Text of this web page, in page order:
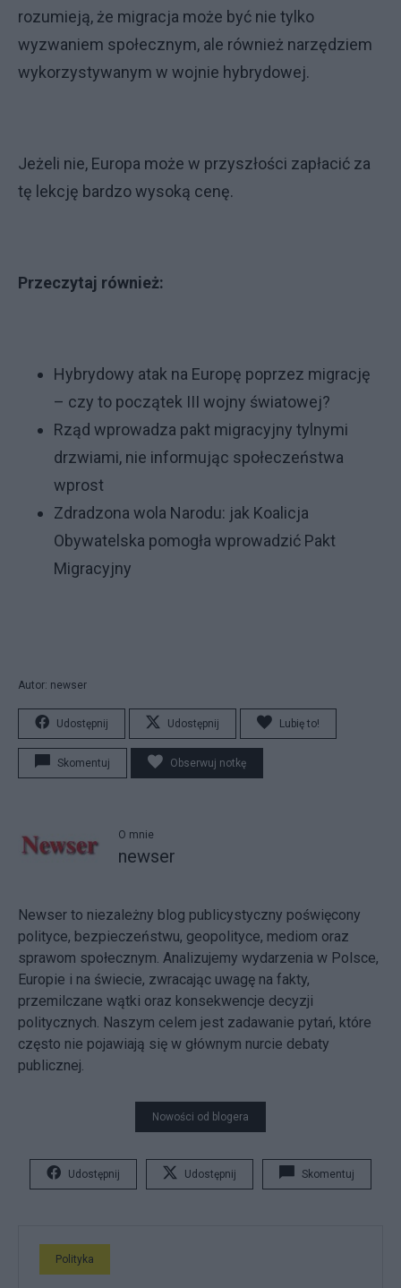
rozumieją, że migracja może być nie tylko
wyzwaniem społecznym, ale również narzędziem
wykorzystywanym w wojnie hybrydowej.
Jeżeli nie, Europa może w przyszłości zapłacić za
tę lekcję bardzo wysoką cenę.
Przeczytaj również:
Hybrydowy atak na Europę poprzez migrację
– czy to początek III wojny światowej?
Rząd wprowadza pakt migracyjny tylnymi
drzwiami, nie informując społeczeństwa
wprost
Zdradzona wola Narodu: jak Koalicja
Obywatelska pomogła wprowadzić Pakt
Migracyjny
Autor: newser
Udostępnij Udostępnij Lubię to!
Skomentuj Obserwuj notkę
O mnie
newser
Newser to niezależny blog publicystyczny poświęcony
polityce, bezpieczeństwu, geopolityce, mediom oraz
sprawom społecznym. Analizujemy wydarzenia w Polsce,
Europie i na świecie, zwracając uwagę na fakty,
przemilczane wątki oraz konsekwencje decyzji
politycznych. Naszym celem jest zadawanie pytań, które
często nie pojawiają się w głównym nurcie debaty
publicznej.
Nowości od blogera
Udostępnij Udostępnij Skomentuj
Polityka